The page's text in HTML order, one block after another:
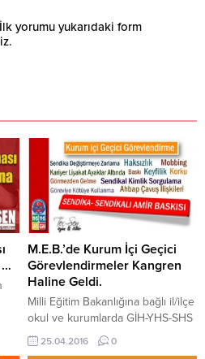
yorumu yukarıdaki form
…
M.E.B.’de Kurum İçi Geçici
Görevlendirmeler Kangren
Haline Geldi.
Milli Eğitim Bakanlığına bağlı il/ilçe
okul ve kurumlarda GİH-YHS-SHS
ve THS sınıflarında görev yapan
eğitim çalışanlarının “Kurum içi
25.04.2016 0